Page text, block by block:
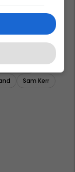
Marta
Putellas
Sam Kerr